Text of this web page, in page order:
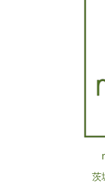
茨